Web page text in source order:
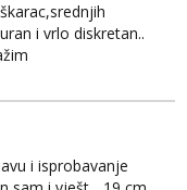
i vrlo diskretan..
bih pružio,pružao
si znatiželjna,ili
oralu,javi se
opusti se i
si mršavica,ili slatka
diskretna i uredna..
i isprobavanje